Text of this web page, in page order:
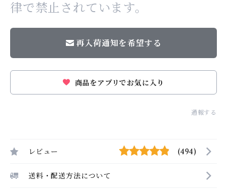
律で禁止されています。
再入荷通知を希望する
商品をアプリでお気に入り
通報する
レビュー (494)
送料・配送方法について